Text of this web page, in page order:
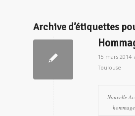
Archive d’étiquettes
15 mars 2014
Toulouse
Nouvelle